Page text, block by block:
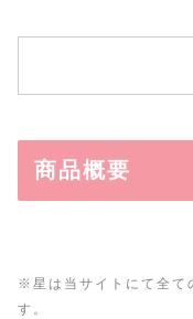
商品概要
※星は当サイトにて全て
す。